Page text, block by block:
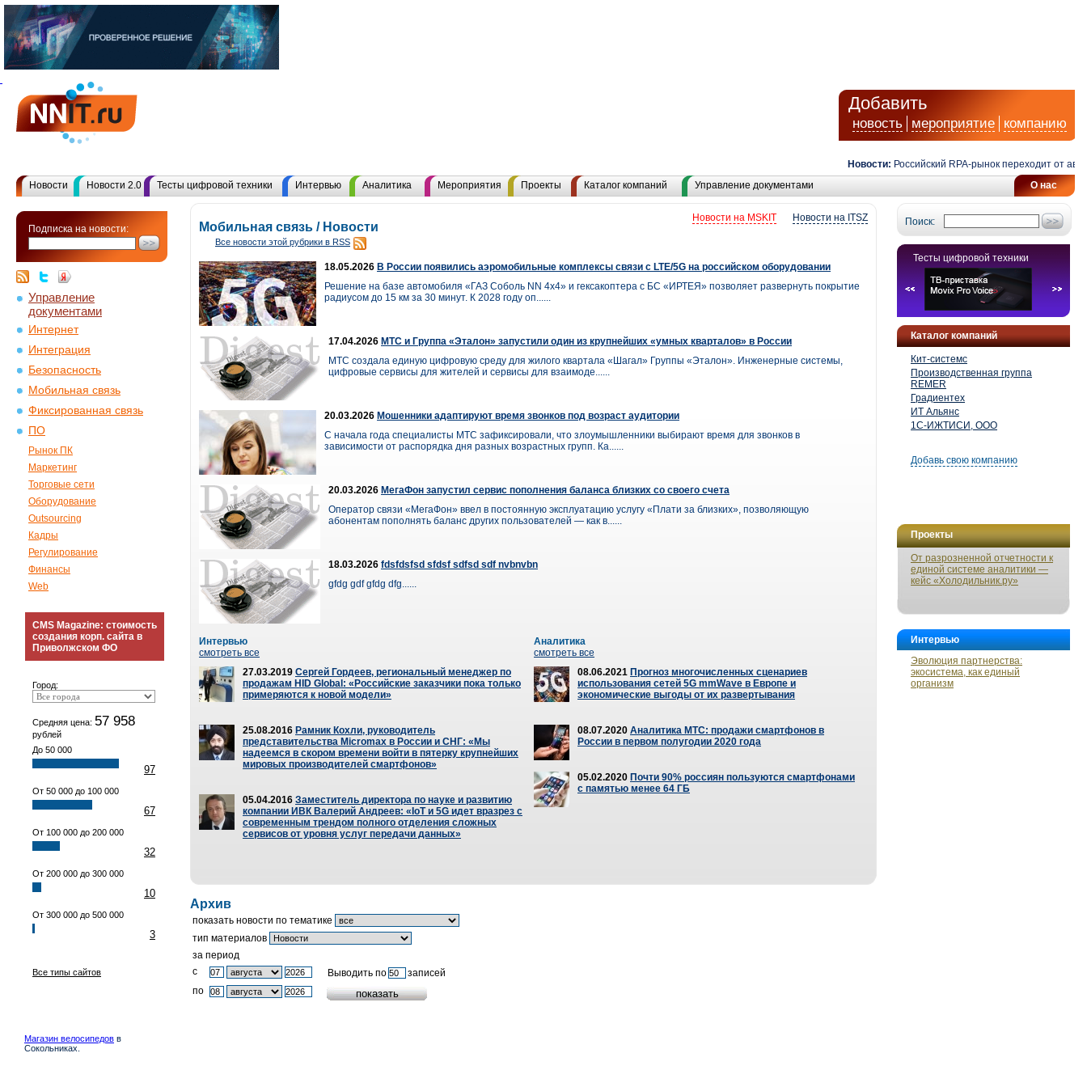
Добавить
новость мероприятие компанию
Новости: Российский RPA-рынок переходит от
О нас
Новости Новости 2.0 Тесты цифровой техники Интервью Аналитика Мероприятия Проекты Каталог компаний Управление документами
Подписка на новости:
Управление
документами
Интернет
Интеграция
Безопасность
Мобильная связь
Фиксированная связь
ПО
Рынок ПК
Маркетинг
Торговые сети
Оборудование
Outsourcing
Кадры
Регулирование
Финансы
Web
CMS Magazine: стоимость
создания корп. сайта в
Приволжском ФО
Город:
Средняя цена: 57 958
рублей
До 50 000
97
От 50 000 до 100 000
67
От 100 000 до 200 000
32
От 200 000 до 300 000
10
От 300 000 до 500 000
3
Все типы сайтов
Магазин велосипедов в
Сокольниках.
Поиск:
Тесты цифровой техники
Каталог компаний
Кит-системс
Производственная группа
REMER
Градиентех
ИТ Альянс
1С-ИЖТИСИ, ООО
Добавь свою компанию
Проекты
От разрозненной отчетности к
единой системе аналитики —
кейс «Холодильник.ру»
Интервью
Эволюция партнерства:
экосистема, как единый
организм
Новости на ITSZ
Новости на MSKIT
Мобильная связь / Новости
Все новости этой рубрики в RSS
18.05.2026 В России появились аэромобильные комплексы связи с LTE/5G на российском оборудовании
Решение на базе автомобиля «ГАЗ Соболь NN 4x4» и гексакоптера с БС «ИРТЕЯ» позволяет развернуть покрытие
радиусом до 15 км за 30 минут. К 2028 году оп......
17.04.2026 МТС и Группа «Эталон» запустили один из крупнейших «умных кварталов» в России
МТС создала единую цифровую среду для жилого квартала «Шагал» Группы «Эталон». Инженерные системы,
цифровые сервисы для жителей и сервисы для взаимоде......
20.03.2026 Мошенники адаптируют время звонков под возраст аудитории
С начала года специалисты МТС зафиксировали, что злоумышленники выбирают время для звонков в
зависимости от распорядка дня разных возрастных групп. Ка......
20.03.2026 МегаФон запустил сервис пополнения баланса близких со своего счета
Оператор связи «МегаФон» ввел в постоянную эксплуатацию услугу «Плати за близких», позволяющую
абонентам пополнять баланс других пользователей — как в......
18.03.2026 fdsfdsfsd sfdsf sdfsd sdf nvbnvbn
gfdg gdf gfdg dfg......
Интервью
смотреть все
27.03.2019 Сергей Гордеев, региональный менеджер по
продажам HID Global: «Российские заказчики пока только
примеряются к новой модели»
25.08.2016 Рамник Кохли, руководитель
представительства Micromax в России и СНГ: «Мы
надеемся в скором времени войти в пятерку крупнейших
мировых производителей смартфонов»
05.04.2016 Заместитель директора по науке и развитию
компании ИВК Валерий Андреев: «IoT и 5G идет вразрез с
современным трендом полного отделения сложных
сервисов от уровня услуг передачи данных»
Аналитика
смотреть все
08.06.2021 Прогноз многочисленных сценариев
использования сетей 5G mmWave в Европе и
экономические выгоды от их развертывания
08.07.2020 Аналитика МТС: продажи смартфонов в
России в первом полугодии 2020 года
05.02.2020 Почти 90% россиян пользуются смартфонами
с памятью менее 64 ГБ
Архив
показать новости по тематике
тип материалов
за период
c
Выводить по
записей
по